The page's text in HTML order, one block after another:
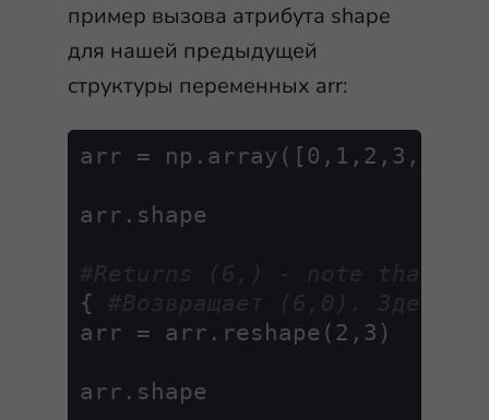
пример вызова атрибута shape
для нашей предыдущей
структуры переменных arr:
arr =
arr.shape
#Returns (6,) - note that
{ #Возвращает (6,0). Здесь
arr = arr.reshape(2,3)
arr.shape